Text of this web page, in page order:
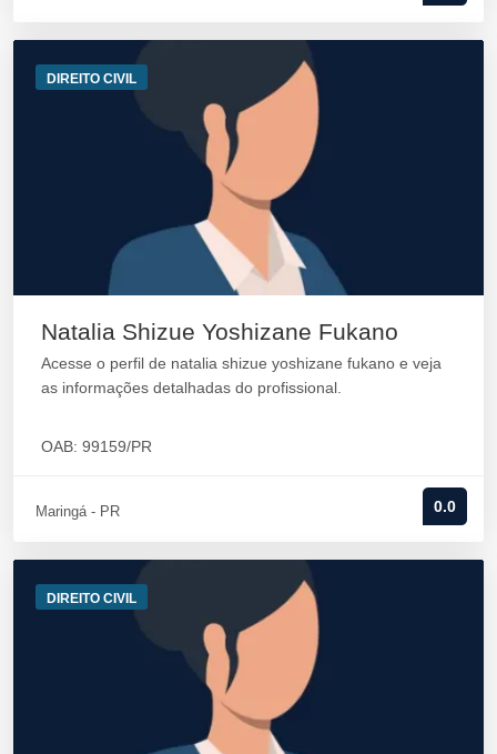
DIREITO CIVIL
Natalia Shizue Yoshizane Fukano
Acesse o perfil de natalia shizue yoshizane fukano e veja
as informações detalhadas do profissional.
OAB: 99159/PR
Maringá - PR 0.0
DIREITO CIVIL